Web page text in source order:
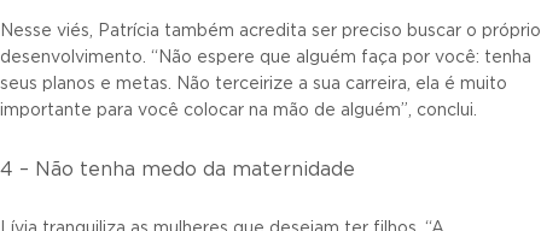
Nesse viés, Patrícia também acredita ser preciso buscar o próprio
desenvolvimento. “Não espere que alguém faça por você: tenha
seus planos e metas. Não terceirize a sua carreira, ela é muito
importante para você colocar na mão de alguém”, conclui.
4 – Não tenha medo da maternidade